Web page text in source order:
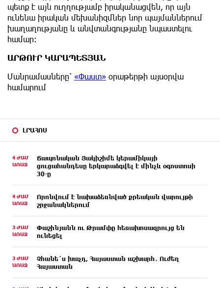
ԼՐԱՀՈՍ
4 ԺԱՄ
ԱՌԱՋ
Ճապոնական Յակիշիմե կերամիկայի
ցուցահանդեսը երկարաձգվել է մինչև օգոստոսի
30-ը
4 ԺԱՄ
ԱՌԱՋ
Որոնվում է նախաձեռնված քրեական վարույթի
շրջանակներում
3 ԺԱՄ
ԱՌԱՋ
Փաշինյանն ու Թրամփը հեռախոսազրույց են
ունեցել
3 ԺԱՄ
ԱՌԱՋ
Չհանե´ս խաչդ, Հայաստան աշխարհ․ Ուժեղ
Հայաստան
պետք է այն ուղղությամբ իրականացվեն, որ այն
ունենա իրական մեխանիզմներ նոր պայմաններում
խաղաղությանը և անվտանգությանը նպաստելու
համար։
ԱՐԹՈՒՐ ԿԱՐԱՊԵՏՅԱՆ
Մանրամասները՝ «Փաստ» օրաթերթի այսօրվա
համարում